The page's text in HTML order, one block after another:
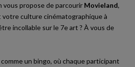
vous propose de parcourir Movieland,
votre culture cinématographique à
incollable sur le 7e art ? À vous de
un bingo, où chaque participant